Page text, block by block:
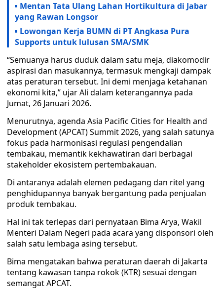
Mentan Tata Ulang Lahan Hortikultura di Jabar
yang Rawan Longsor
Lowongan Kerja BUMN di PT Angkasa Pura
Supports untuk lulusan SMA/SMK
“Semuanya harus duduk dalam satu meja, diakomodir
aspirasi dan masukannya, termasuk mengkaji dampak
atas peraturan tersebut. Ini demi menjaga ketahanan
ekonomi kita,” ujar Ali dalam keterangannya pada
Jumat, 26 Januari 2026.
Menurutnya, agenda Asia Pacific Cities for Health and
Development (APCAT) Summit 2026, yang salah satunya
fokus pada harmonisasi regulasi pengendalian
tembakau, memantik kekhawatiran dari berbagai
stakeholder ekosistem pertembakauan.
Di antaranya adalah elemen pedagang dan ritel yang
penghidupannya banyak bergantung pada penjualan
produk tembakau.
Hal ini tak terlepas dari pernyataan Bima Arya, Wakil
Menteri Dalam Negeri pada acara yang disponsori oleh
salah satu lembaga asing tersebut.
Bima mengatakan bahwa peraturan daerah di Jakarta
tentang kawasan tanpa rokok (KTR) sesuai dengan
semangat APCAT.